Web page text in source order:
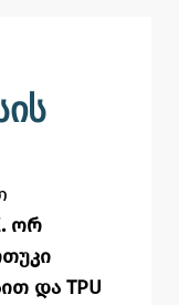
ორ
და TPU